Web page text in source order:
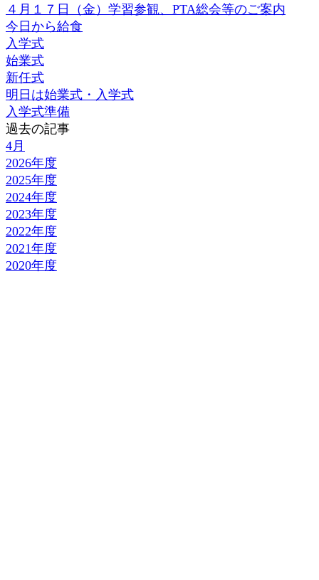
４月１７日（金）学習参観、PTA総会等のご案内
今日から給食
入学式
始業式
新任式
明日は始業式・入学式
入学式準備
過去の記事
4月
2026年度
2025年度
2024年度
2023年度
2022年度
2021年度
2020年度